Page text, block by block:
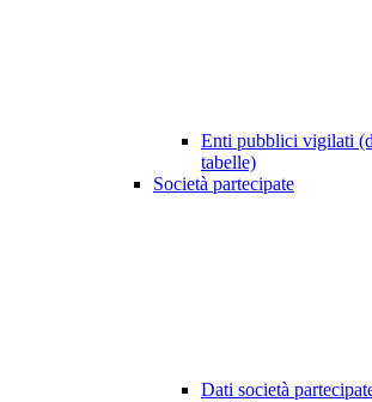
Enti pubblici vigilati
tabelle)
Società partecipate
Dati società